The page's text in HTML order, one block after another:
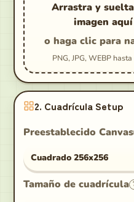
Arrastra y
imagen aquí
o haga clic para
PNG, JPG, WEBP
2. Cuadrícula Setup
Preestablecido Canvas
Cuadrado 256x256
Tamaño de cuadrícula